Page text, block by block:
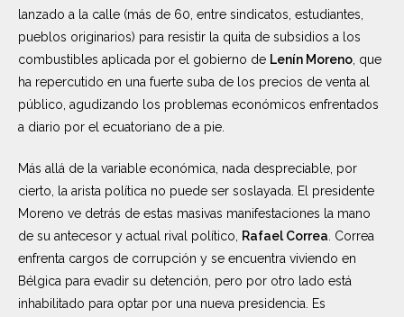
lanzado a la calle (más de 60, entre sindicatos, estudiantes,
pueblos originarios) para resistir la quita de subsidios a los
combustibles aplicada por el gobierno de Lenín Moreno , que
ha repercutido en una fuerte suba de los precios de venta al
público, agudizando los problemas económicos enfrentados
a diario por el ecuatoriano de a pie.
Más allá de la variable económica, nada despreciable, por
cierto, la arista política no puede ser soslayada. El presidente
Moreno ve detrás de estas masivas manifestaciones la mano
de su antecesor y actual rival político,
Rafael Correa . Correa
enfrenta cargos de corrupción y se encuentra viviendo en
Bélgica para evadir su detención, pero por otro lado está
inhabilitado para optar por una nueva presidencia. Es